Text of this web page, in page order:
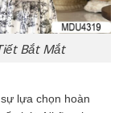
Bắt Mắt
lựa chọn hoàn